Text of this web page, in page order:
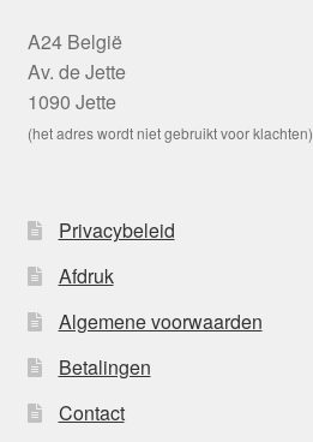
A24 België
Av. de Jette
1090 Jette
(het adres wordt niet gebruikt voor klachten)
Privacybeleid
Afdruk
Algemene voorwaarden
Betalingen
Contact